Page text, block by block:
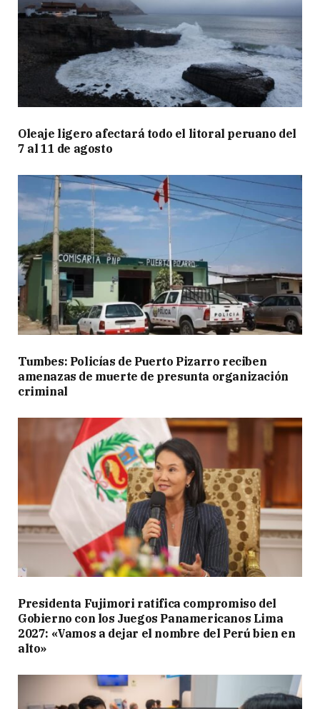
Oleaje ligero afectará todo el litoral peruano del
7 al 11 de agosto
Tumbes: Policías de Puerto Pizarro reciben
amenazas de muerte de presunta organización
criminal
Presidenta Fujimori ratifica compromiso del
Gobierno con los Juegos Panamericanos Lima
2027: «Vamos a dejar el nombre del Perú bien en
alto»